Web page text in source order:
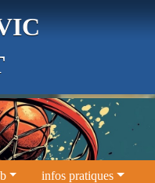
infos pratiques